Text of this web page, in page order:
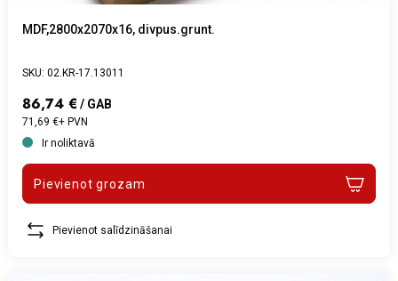
MDF,2800x2070x16, divpus.grunt.
SKU: 02.KR-17.13011
86,74 € / GAB
71,69 €+ PVN
Ir noliktavā
Pievienot grozam
Pievienot salīdzināšanai